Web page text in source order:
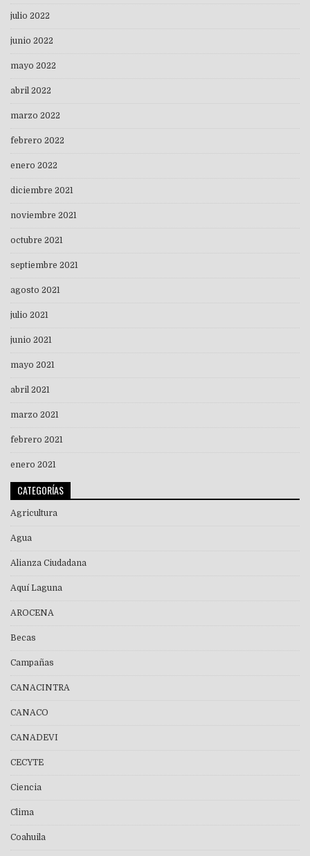
julio 2022
junio 2022
mayo 2022
abril 2022
marzo 2022
febrero 2022
enero 2022
diciembre 2021
noviembre 2021
octubre 2021
septiembre 2021
agosto 2021
julio 2021
junio 2021
mayo 2021
abril 2021
marzo 2021
febrero 2021
enero 2021
CATEGORÍAS
Agricultura
Agua
Alianza Ciudadana
Aquí Laguna
AROCENA
Becas
Campañas
CANACINTRA
CANACO
CANADEVI
CECYTE
Ciencia
Clima
Coahuila